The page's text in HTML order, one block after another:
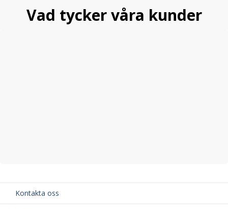
Vad tycker våra kunder
Kontakta oss